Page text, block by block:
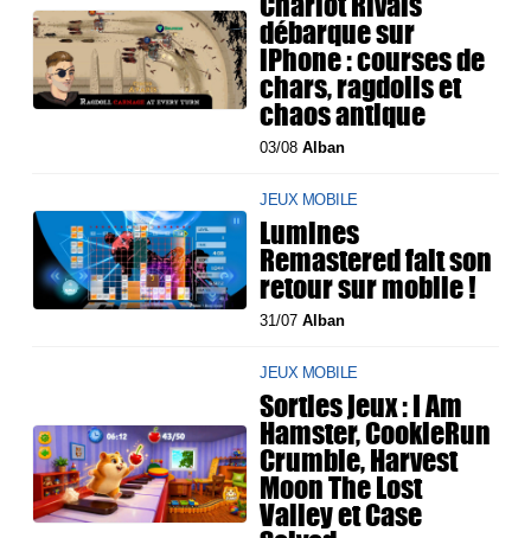
débarque sur
iPhone : courses de
chars, ragdolls et
chaos antique
03/08Alban
JEUX MOBILE
Lumines
Remastered fait son
retour sur mobile !
31/07Alban
JEUX MOBILE
Sorties jeux : I Am
Hamster, CookieRun
Crumble, Harvest
Moon The Lost
Valley et Case